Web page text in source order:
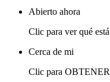
Abierto ahora
Clic para ver qué
Cerca de mi
Clic para OBTENER